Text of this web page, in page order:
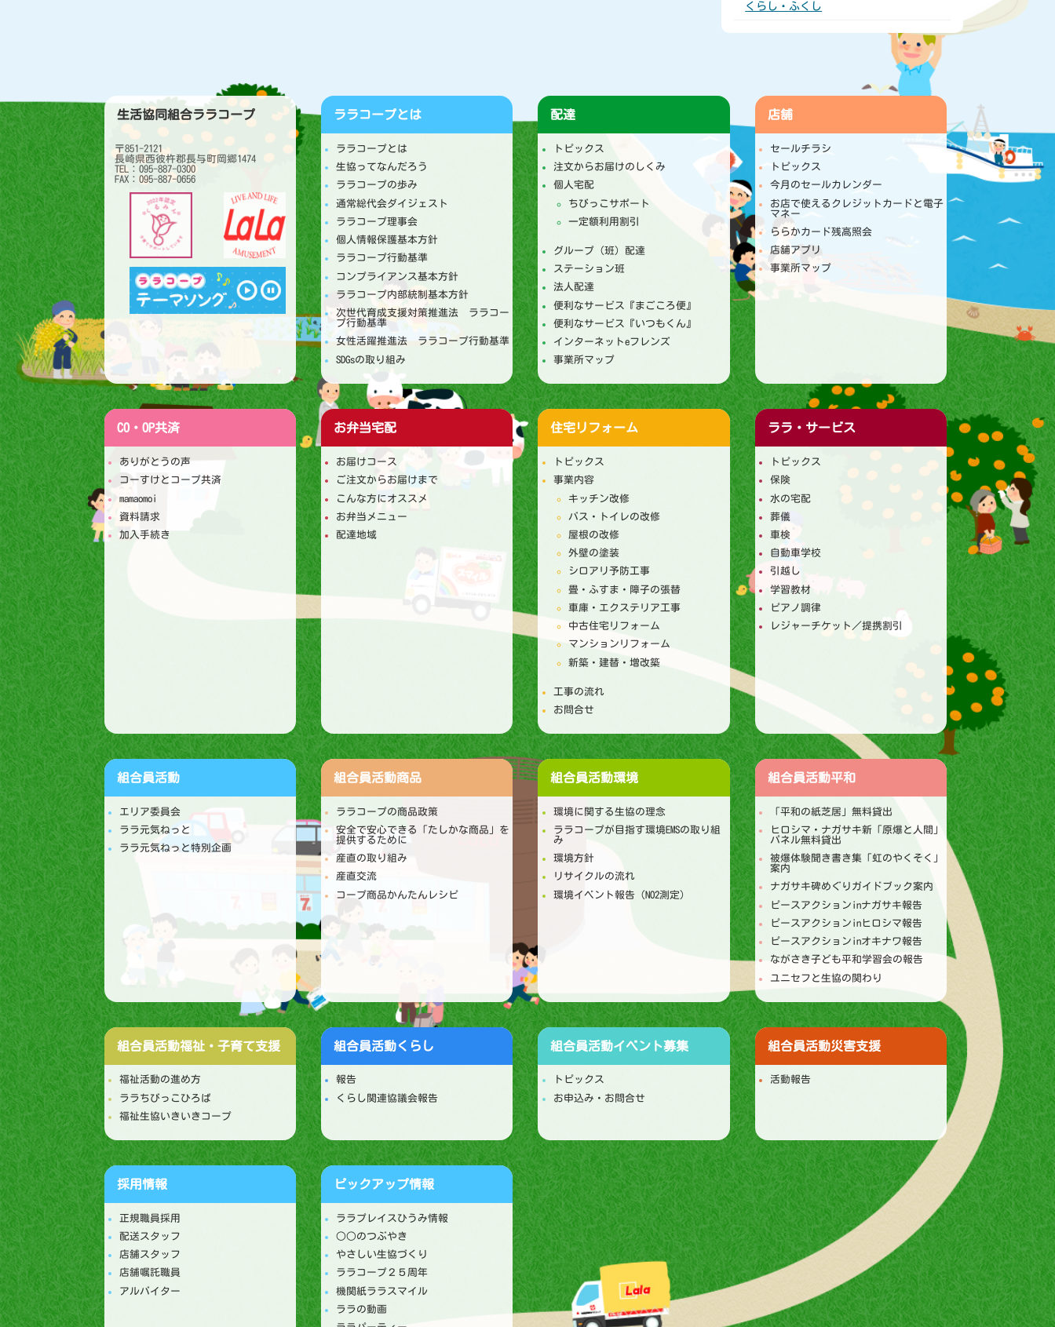
くらし・ふくし
生活協同組合ララコープ
〒851-2121
長崎県西彼杵郡長与町岡郷1474
TEL：095-887-0300
FAX：095-887-0656
ララコープとは
ララコープとは
生協ってなんだろう
ララコープの歩み
通常総代会ダイジェスト
ララコープ理事会
個人情報保護基本方針
ララコープ行動基準
コンプライアンス基本方針
ララコープ内部統制基本方針
次世代育成支援対策推進法 ララコー
プ行動基準
女性活躍推進法 ララコープ行動基準
SDGsの取り組み
配達
トピックス
注文からお届けのしくみ
個人宅配
ちびっこサポート
一定額利用割引
グループ（班）配達
ステーション班
法人配達
便利なサービス『まごころ便』
便利なサービス『いつもくん』
インターネットeフレンズ
事業所マップ
店舗
セールチラシ
トピックス
今月のセールカレンダー
お店で使えるクレジットカードと電子
マネー
ららかカード残高照会
店舗アプリ
事業所マップ
CO・OP共済
ありがとうの声
コーすけとコープ共済
mamaomoi
資料請求
加入手続き
お弁当宅配
お届けコース
ご注文からお届けまで
こんな方にオススメ
お弁当メニュー
配達地域
住宅リフォーム
トピックス
事業内容
キッチン改修
バス・トイレの改修
屋根の改修
外壁の塗装
シロアリ予防工事
畳・ふすま・障子の張替
車庫・エクステリア工事
中古住宅リフォーム
マンションリフォーム
新築・建替・増改築
工事の流れ
お問合せ
ララ・サービス
トピックス
保険
水の宅配
葬儀
車検
自動車学校
引越し
学習教材
ピアノ調律
レジャーチケット／提携割引
組合員活動
エリア委員会
ララ元気ねっと
ララ元気ねっと特別企画
組合員活動商品
ララコープの商品政策
安全で安心できる「たしかな商品」を
提供するために
産直の取り組み
産直交流
コープ商品かんたんレシピ
組合員活動環境
環境に関する生協の理念
ララコープが目指す環境EMSの取り組
み
環境方針
リサイクルの流れ
環境イベント報告（NO2測定）
組合員活動平和
「平和の紙芝居」無料貸出
ヒロシマ・ナガサキ新「原爆と人間」
パネル無料貸出
被爆体験聞き書き集「虹のやくそく」
案内
ナガサキ碑めぐりガイドブック案内
ピースアクションinナガサキ報告
ピースアクションinヒロシマ報告
ピースアクションinオキナワ報告
ながさき子ども平和学習会の報告
ユニセフと生協の関わり
組合員活動福祉・子育て支援
福祉活動の進め方
ララちびっこひろば
福祉生協いきいきコープ
組合員活動くらし
報告
くらし関連協議会報告
組合員活動イベント募集
トピックス
お申込み・お問合せ
組合員活動災害支援
活動報告
採用情報
正規職員採用
配送スタッフ
店舗スタッフ
店舗嘱託職員
アルバイター
ピックアップ情報
ララプレイスひうみ情報
○○のつぶやき
やさしい生協づくり
ララコープ２５周年
機関紙ララスマイル
ララの動画